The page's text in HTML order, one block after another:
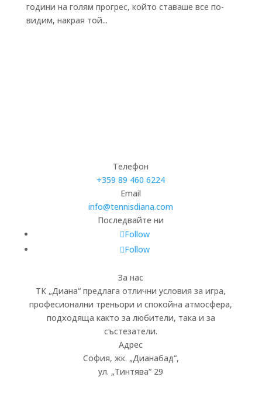
години на голям прогрес, който ставаше все по-
видим, накрая той...
Телефон
+359 89 460 6224­
Email
info@tennisdiana.com
Последвайте ни
Follow
Follow
За нас
ТК „Диана“ предлага отлични условия за игра,
професионални треньори и спокойна атмосфера,
подходяща както за любители, така и за
състезатели.
Адрес
София, жк. „Дианабад“,
ул. „Тинтява“ 29